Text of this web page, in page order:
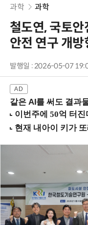
과학 과학
철도연, 국토
안전 연구 개
발행일 : 2026-05-07
같은 AI를 써도 결과